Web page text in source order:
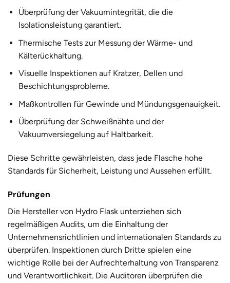
Überprüfung der Vakuumintegrität, die die
Isolationsleistung garantiert.
Thermische Tests zur Messung der Wärme- und
Kälterückhaltung.
Visuelle Inspektionen auf Kratzer, Dellen und
Beschichtungsprobleme.
Maßkontrollen für Gewinde und Mündungsgenauigkeit.
Überprüfung der Schweißnähte und der
Vakuumversiegelung auf Haltbarkeit.
Diese Schritte gewährleisten, dass jede Flasche hohe
Standards für Sicherheit, Leistung und Aussehen erfüllt.
Prüfungen
Die Hersteller von Hydro Flask unterziehen sich
regelmäßigen Audits, um die Einhaltung der
Unternehmensrichtlinien und internationalen Standards zu
überprüfen. Inspektionen durch Dritte spielen eine
wichtige Rolle bei der Aufrechterhaltung von Transparenz
und Verantwortlichkeit. Die Auditoren überprüfen die